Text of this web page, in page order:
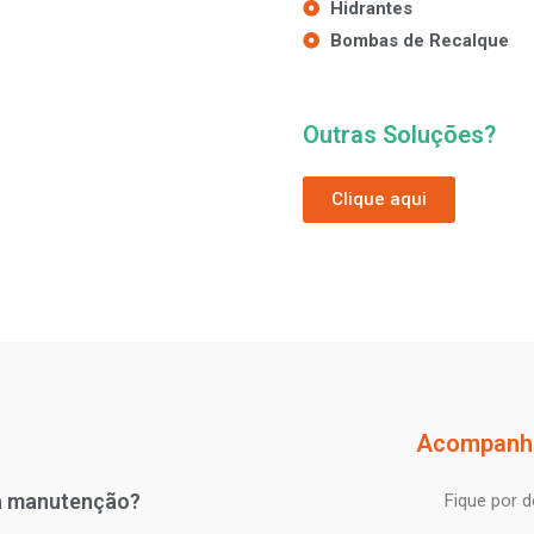
Hidrantes
Bombas de Recalque
Outras Soluções?
Clique aqui
manutenção? Fique por